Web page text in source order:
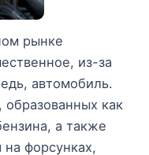
рынке
из-за
автомобиль.
как
а также
форсунках,